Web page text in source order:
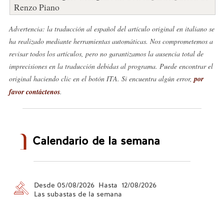
Renzo Piano
Advertencia: la traducción al español del artículo original en italiano se
ha realizado mediante herramientas automáticas. Nos comprometemos a
revisar todos los artículos, pero no garantizamos la ausencia total de
imprecisiones en la traducción debidas al programa. Puede encontrar el
original haciendo clic en el botón ITA. Si encuentra algún error, por
favor contáctenos.
Calendario de la semana
Desde 05/08/2026 Hasta 12/08/2026
Las subastas de la semana